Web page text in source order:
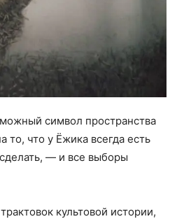
символ пространства
то, что у Ёжика всегда есть
— и все выборы
культовой истории,